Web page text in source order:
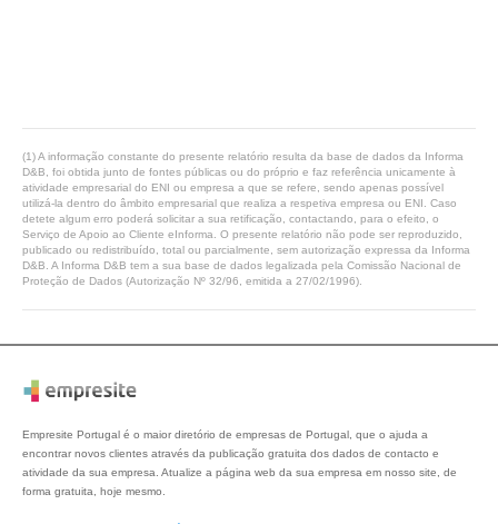
(1) A informação constante do presente relatório resulta da base de dados da Informa
D&B, foi obtida junto de fontes públicas ou do próprio e faz referência unicamente à
atividade empresarial do ENI ou empresa a que se refere, sendo apenas possível
utilizá-la dentro do âmbito empresarial que realiza a respetiva empresa ou ENI. Caso
detete algum erro poderá solicitar a sua retificação, contactando, para o efeito, o
Serviço de Apoio ao Cliente eInforma. O presente relatório não pode ser reproduzido,
publicado ou redistribuído, total ou parcialmente, sem autorização expressa da Informa
D&B. A Informa D&B tem a sua base de dados legalizada pela Comissão Nacional de
Proteção de Dados (Autorização Nº 32/96, emitida a 27/02/1996).
Empresite Portugal é o maior diretório de empresas de Portugal, que o ajuda a
encontrar novos clientes através da publicação gratuita dos dados de contacto e
atividade da sua empresa. Atualize a página web da sua empresa em nosso site, de
forma gratuita, hoje mesmo.